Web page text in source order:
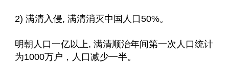
2) 满清入侵, 满清消灭中国人口50%。
明朝人口一亿以上, 满清顺治年间第一次人口统计
为1000万户，人口减少一半。